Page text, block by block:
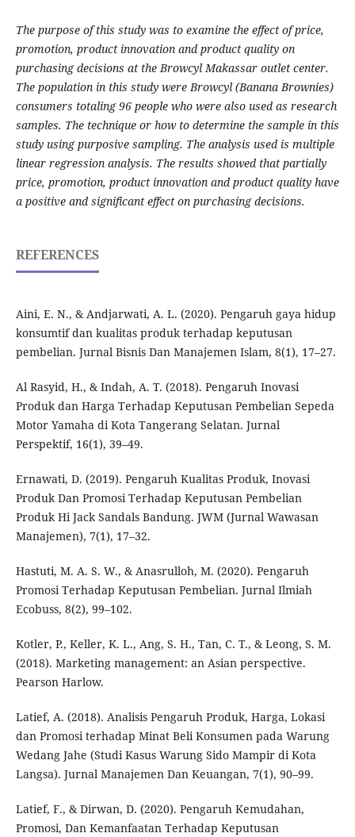
The purpose of this study was to examine the effect of price,
promotion, product innovation and product quality on
purchasing decisions at the Browcyl Makassar outlet center.
The population in this study were Browcyl (Banana Brownies)
consumers totaling 96 people who were also used as research
samples. The technique or how to determine the sample in this
study using purposive sampling. The analysis used is multiple
linear regression analysis. The results showed that partially
price, promotion, product innovation and product quality have
a positive and significant effect on purchasing decisions.
REFERENCES
Aini, E. N., & Andjarwati, A. L. (2020). Pengaruh gaya hidup
konsumtif dan kualitas produk terhadap keputusan
pembelian. Jurnal Bisnis Dan Manajemen Islam, 8(1), 17–27.
Al Rasyid, H., & Indah, A. T. (2018). Pengaruh Inovasi
Produk dan Harga Terhadap Keputusan Pembelian Sepeda
Motor Yamaha di Kota Tangerang Selatan. Jurnal
Perspektif, 16(1), 39–49.
Ernawati, D. (2019). Pengaruh Kualitas Produk, Inovasi
Produk Dan Promosi Terhadap Keputusan Pembelian
Produk Hi Jack Sandals Bandung. JWM (Jurnal Wawasan
Manajemen), 7(1), 17–32.
Hastuti, M. A. S. W., & Anasrulloh, M. (2020). Pengaruh
Promosi Terhadap Keputusan Pembelian. Jurnal Ilmiah
Ecobuss, 8(2), 99–102.
Kotler, P., Keller, K. L., Ang, S. H., Tan, C. T., & Leong, S. M.
(2018). Marketing management: an Asian perspective.
Pearson Harlow.
Latief, A. (2018). Analisis Pengaruh Produk, Harga, Lokasi
dan Promosi terhadap Minat Beli Konsumen pada Warung
Wedang Jahe (Studi Kasus Warung Sido Mampir di Kota
Langsa). Jurnal Manajemen Dan Keuangan, 7(1), 90–99.
Latief, F., & Dirwan, D. (2020). Pengaruh Kemudahan,
Promosi, Dan Kemanfaatan Terhadap Keputusan